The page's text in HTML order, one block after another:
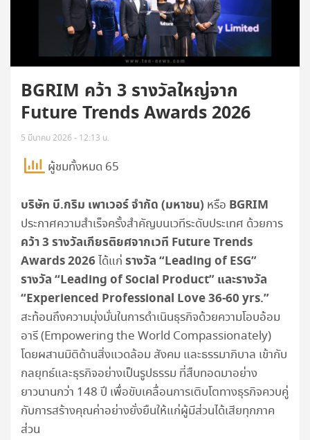
BGRIM คว้า 3 รางวัลใหญ่จาก
Future Trends Awards 2026
5 มีนาคม 2026 - 12:13 น.
ผู้ชมทั้งหมด 65
บริษัท บี.กริม เพาเวอร์ จำกัด (มหาชน) หรือ BGRIM
ประกาศความสำเร็จครั้งสำคัญบนเวทีระดับประเทศ ด้วยการ
คว้า 3 รางวัลเกียรติยศจากเวที Future Trends
Awards 2026 ได้แก่ รางวัล “Leading of ESG”
รางวัล “Leading of Social Product” และรางวัล
“Experienced Professional Love 36-60 yrs.”
สะท้อนถึงความมุ่งมั่นในการดำเนินธุรกิจด้วยความโอบอ้อม
อารี (Empowering the World Compassionately)
โดยผสานมิติด้านสิ่งแวดล้อม สังคม และธรรมาภิบาล เข้ากับ
กลยุทธ์และธุรกิจอย่างเป็นรูปธรรม ที่สืบทอดมาอย่าง
ยาวนานกว่า 148 ปี เพื่อขับเคลื่อนการเติบโตทางธุรกิจควบคู่
กับการสร้างคุณค่าอย่างยั่งยืนให้แก่ผู้มีส่วนได้เสียทุกภาค
ส่วน